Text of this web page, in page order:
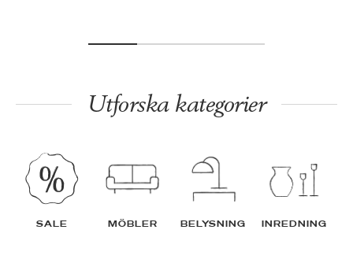
Utforska kategorier
SALE MÖBLER BELYSNING INREDNING